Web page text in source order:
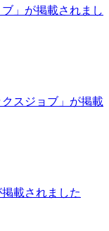
」が掲載されまし
スジョブ」が掲載
載されました